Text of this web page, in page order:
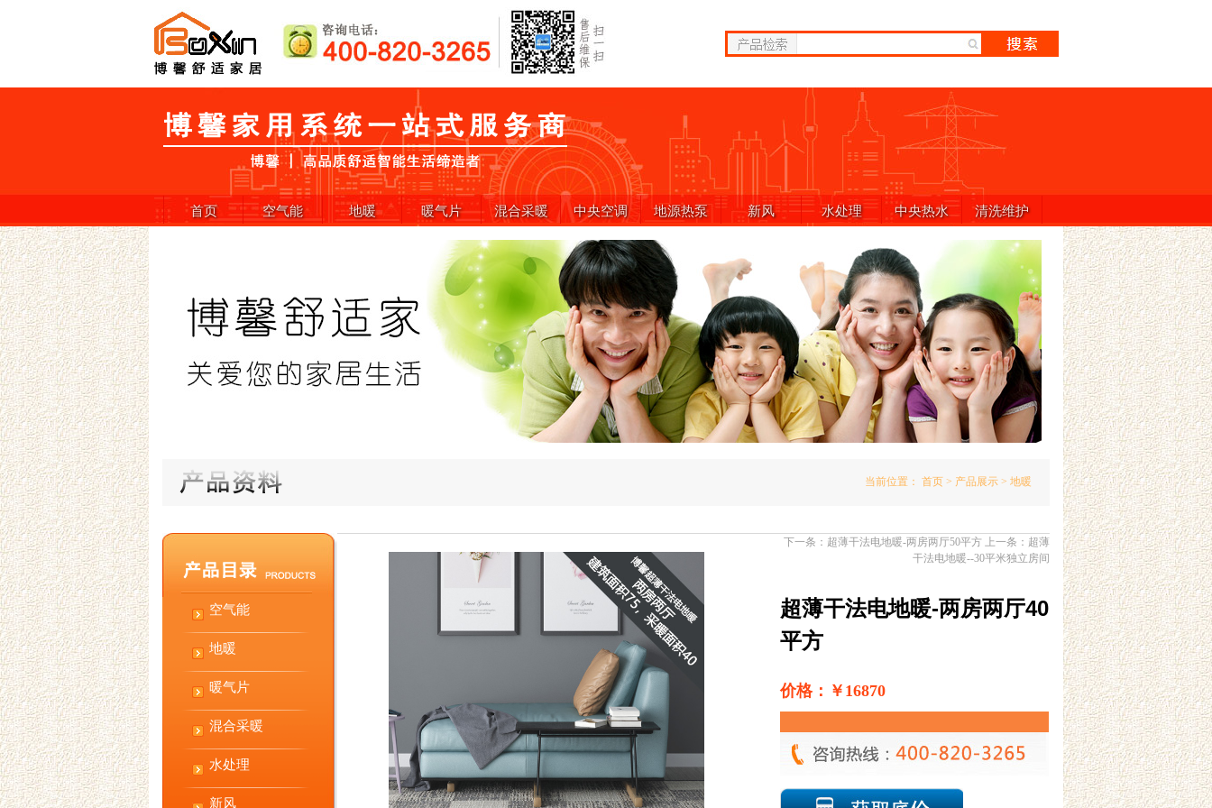
首页 空气能 地暖 暖气片 混合采暖 中央空调 地源热泵 新风 水处理 中央热水 清洗维护
当前位置： 首页 > 产品展示 > 地暖
空气能
地暖
暖气片
混合采暖
水处理
新风
下一条： 超薄干法电地暖-两房两厅50平方 上一条： 超薄
干法电地暖--30平米独立房间
超薄干法电地暖-两房两厅40
平方
价格：￥16870